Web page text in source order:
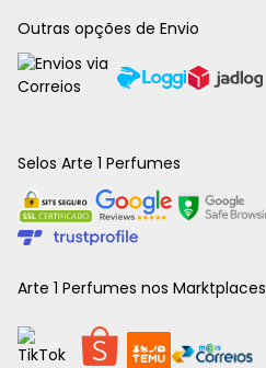
Outras opções de Envio
Selos Arte 1 Perfumes
Arte 1 Perfumes nos Marktplaces